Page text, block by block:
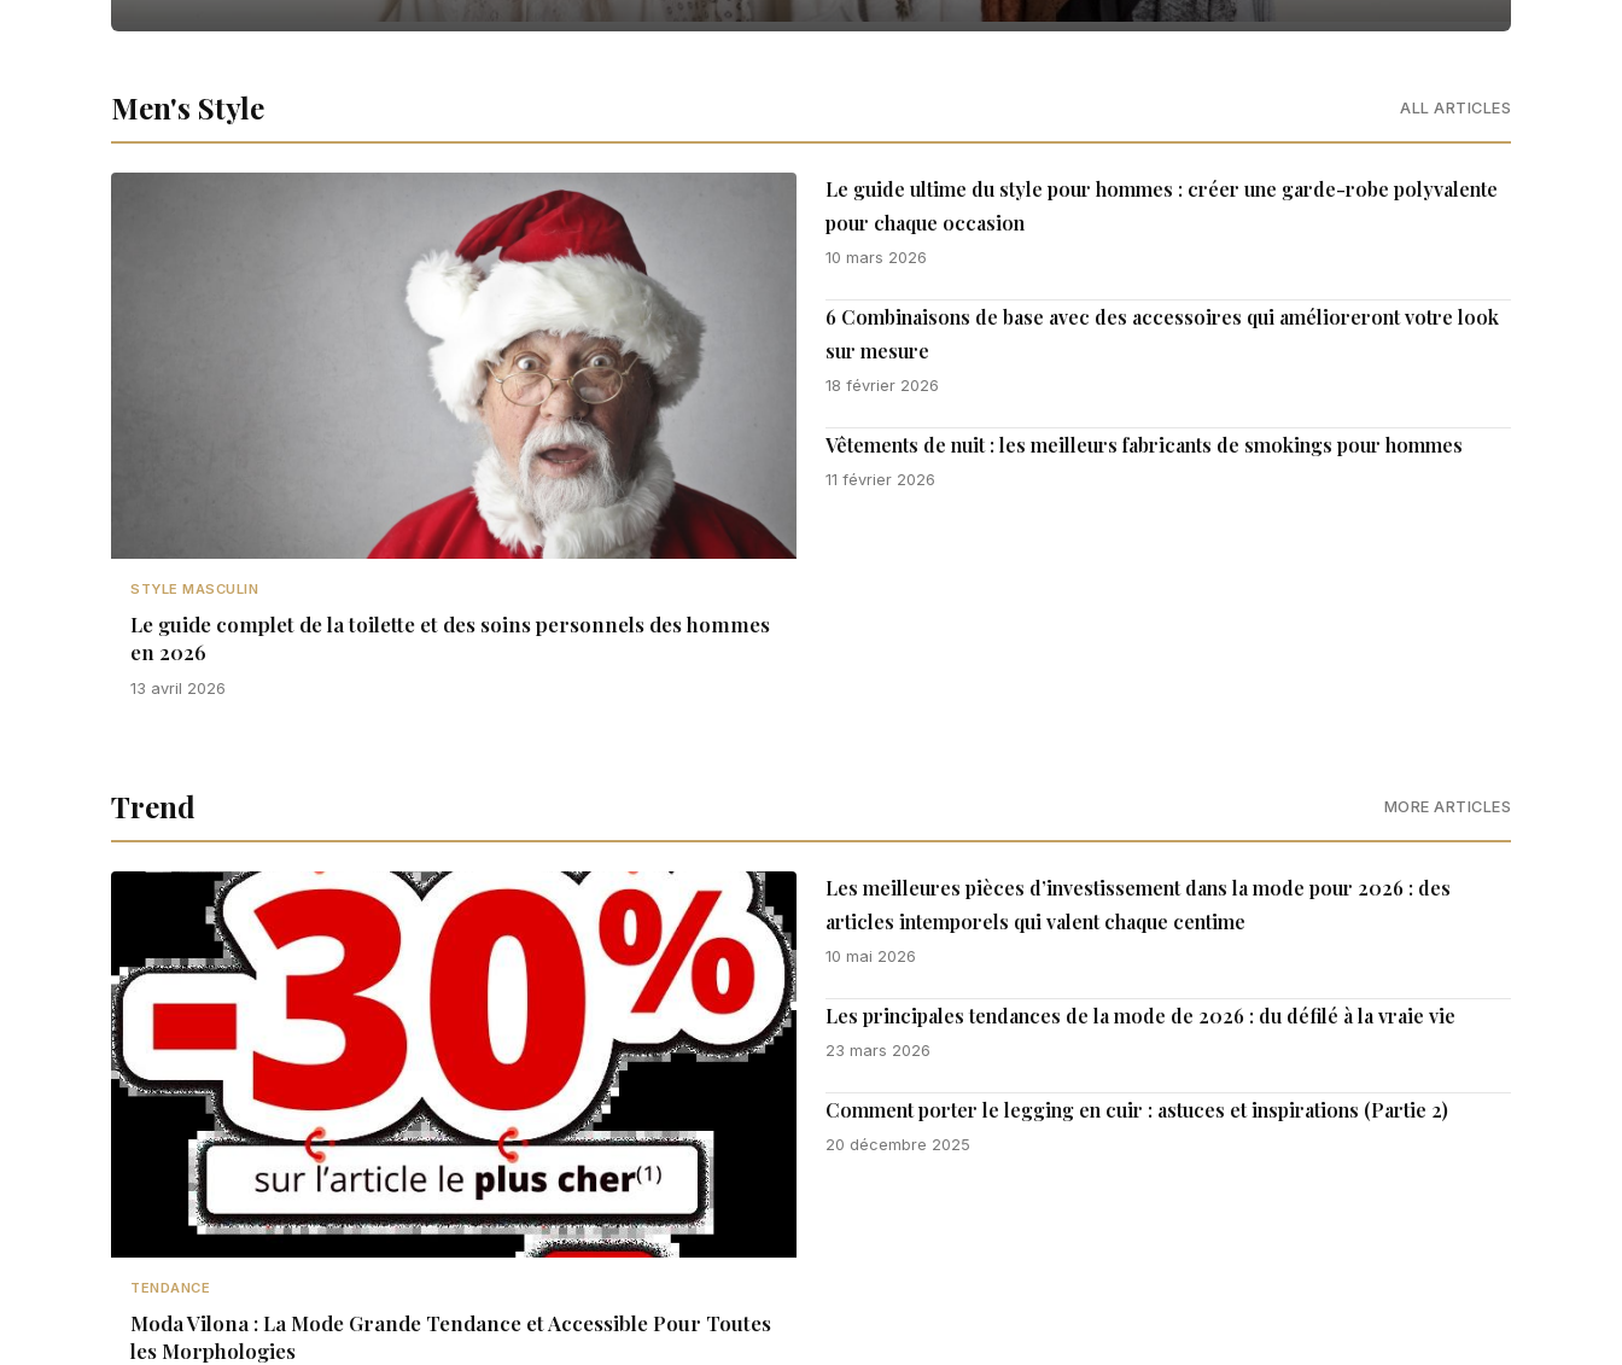
Men's Style ALL ARTICLES
STYLE MASCULIN
Le guide complet de la toilette et des soins personnels des hommes
en 2026
13 avril 2026
Le guide ultime du style pour hommes : créer une garde-robe polyvalente
pour chaque occasion
10 mars 2026
6 Combinaisons de base avec des accessoires qui amélioreront votre look
sur mesure
18 février 2026
Vêtements de nuit : les meilleurs fabricants de smokings pour hommes
11 février 2026
Trend MORE ARTICLES
TENDANCE
Moda Vilona : La Mode Grande Tendance et Accessible Pour Toutes
les Morphologies
Les meilleures pièces d’investissement dans la mode pour 2026 : des
articles intemporels qui valent chaque centime
10 mai 2026
Les principales tendances de la mode de 2026 : du défilé à la vraie vie
23 mars 2026
Comment porter le legging en cuir : astuces et inspirations (Partie 2)
20 décembre 2025